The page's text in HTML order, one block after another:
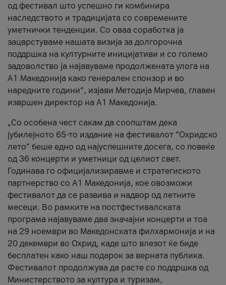
од фестивал што успешно ги комбинира
наследството и традицијата со современите
уметнички тенденции. Со оваа соработка ја
зацврстуваме нашата визија за долгорочна
поддршка на културните иницијативи и со големо
задоволство ја најавуваме продолжената улога на
A1 Македонија како генерален спонзор и во
наредните години“, изјави Методија Мирчев, главен
извршен директор на A1 Македонија.
„Со особена чест сакам да соопштам дека
јубилејното 65-то издание на фестивалот “Охридско
лето” беше едно од најуспешните досега, со повеќе
од 36 концерти и уметници од целиот свет.
Годинава го официјализиравме и стратегиското
партнерство со А1 Македонија, кое овозможи
фестивалот да се развива и надвор од летните
месеци. Во рамките на постфестивалската
програма најавуваме два значајни концерти и тоа
на 29 ноември во Македонската филхармонија и на
20 декември во Охрид, каде што влезот ќе биде
бесплатен како наш подарок за верната публика.
Фестивалот продолжува да расте со поддршка од
Министерството за култура и туризам,